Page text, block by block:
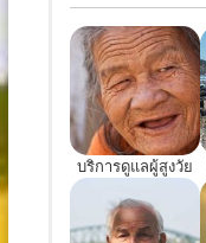
บริการดูแลผู้สูงวัย